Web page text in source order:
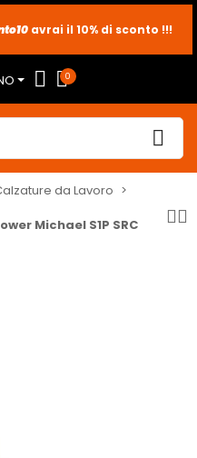
avrai il 10% di sconto !!!
0
da Lavoro
Michael S1P SRC